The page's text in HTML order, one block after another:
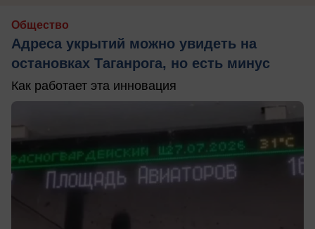
Общество
Адреса укрытий можно увидеть на
остановках Таганрога, но есть минус
Как работает эта инновация